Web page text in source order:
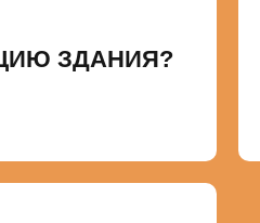
ЗДАНИЯ?